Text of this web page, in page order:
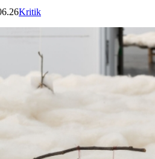
Kritik